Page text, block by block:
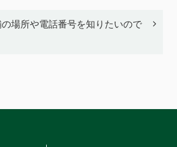
場所や電話番号を知りたいので